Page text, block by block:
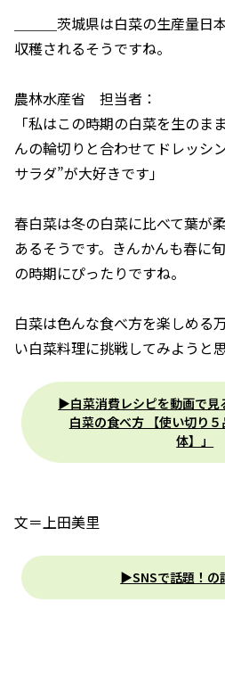
＿＿＿茨城県は白菜の生産量日
収穫されるそうですね。
農林水産省 担当者：
「私はこの時期の白菜を生のま
んの輪切りと合わせてドレッシ
サラダ”が大好きです」
春白菜は冬の白菜に比べて葉が
あるそうです。きんかんも春に
の時期にぴったりですね。
白菜は色んな食べ方を楽しめる
い白菜料理に挑戦してみようと
▶白菜消費レシピを動画で見
白菜の食べ方 【使い切り
体】」
文＝上田美里
▶SNSで話題！の